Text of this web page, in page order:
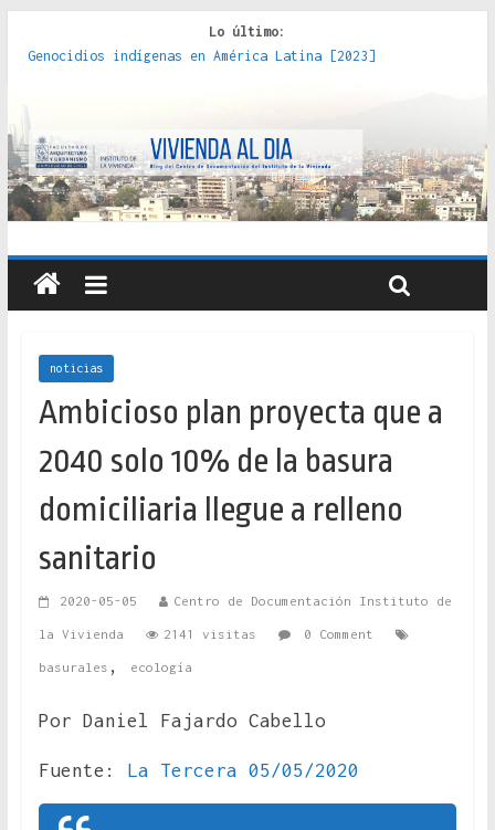
Lo último:
Genocidios indígenas en América Latina [2023]
políticas, prácticas y representaciones [2022]
crítica de las fronteras latinoamericanas [2020]
Criterios técnicos para una vivienda adecuada [2019]
Red de consultorios de la Caja del Seguro Obrero en
Santiago : un patrimonio emblemático [2014]
noticias
Ambicioso plan proyecta que a
2040 solo 10% de la basura
domiciliaria llegue a relleno
sanitario
2020-05-05 Centro de Documentación Instituto de
la Vivienda 2141 visitas 0 Comment
basurales , ecología
Por Daniel Fajardo Cabello
Fuente: La Tercera 05/05/2020